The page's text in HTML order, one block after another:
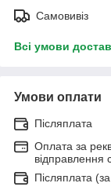
Самовивіз
Всі умови
Умови оплати
Післяплата
Оплата за
відправлення
Післяплата